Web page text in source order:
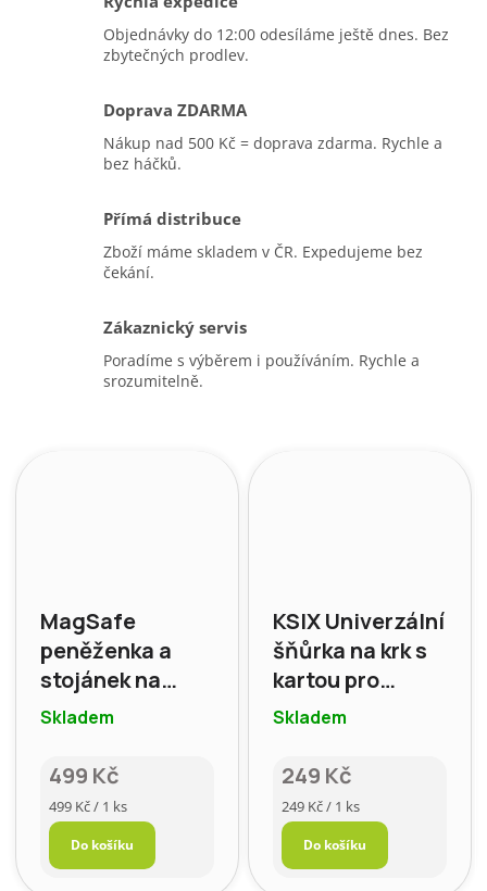
Objednávky do 12:00 odesíláme ještě dnes. Bez
zbytečných prodlev.
Doprava ZDARMA
Nákup nad 500 Kč = doprava zdarma. Rychle a
bez háčků.
Přímá distribuce
Zboží máme skladem v ČR. Expedujeme bez
čekání.
Zákaznický servis
Poradíme s výběrem i používáním. Rychle a
srozumitelně.
MagSafe
peněženka a
stojánek na
iPhone – MOFT,
šedá
Skladem
499 Kč
Měrná
cena:
499 Kč / 1 ks
Do košíku
KSIX Univerzální
šňůrka na krk s
kartou pro
smartphone,
Skladem
249 Kč
Měrná
cena:
249 Kč / 1 ks
Do košíku